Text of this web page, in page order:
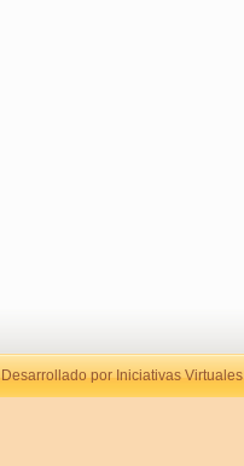
Desarrollado por Iniciativas Virtuales